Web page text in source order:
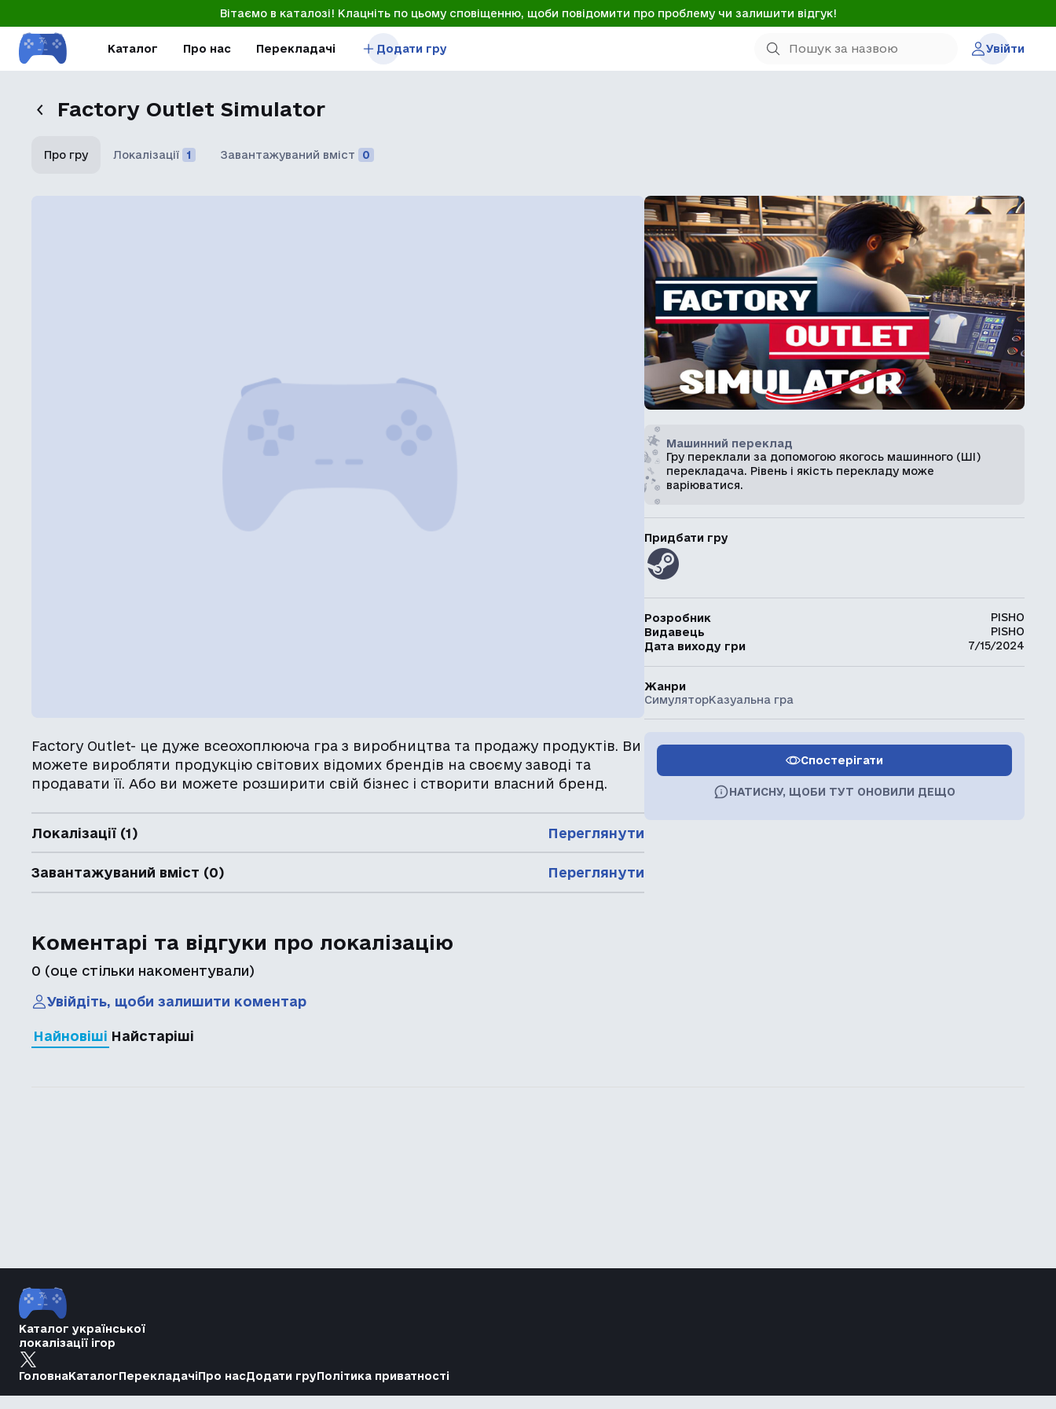
Вітаємо в каталозі! Клацніть по цьому сповіщенню, щоби повідомити про проблему чи залишити відгук!
Каталог Про нас Перекладачі Додати гру Увійти
Factory Outlet Simulator
Про гру Локалізації 1 Завантажуваний вміст 0
Factory Outlet- це дуже всеохоплююча гра з виробництва та продажу продуктів. Ви
можете виробляти продукцію світових відомих брендів на своєму заводі та
продавати її. Або ви можете розширити свій бізнес і створити власний бренд.
Локалізації (1) Переглянути
Завантажуваний вміст (0) Переглянути
Коментарі та відгуки про локалізацію
0 (оце стільки накоментували)
Увійдіть, щоби залишити коментар
Найновіші Найстаріші
Машинний переклад
Гру переклали за допомогою якогось машинного (ШІ)
перекладача. Рівень і якість перекладу може
варіюватися.
Придбати гру
Розробник
PISHO
Видавець
PISHO
Дата виходу гри
7/15/2024
Жанри
СимуляторКазуальна гра
Спостерігати
НАТИСНУ, ЩОБИ ТУТ ОНОВИЛИ ДЕЩО
Каталог української
локалізації ігор
ГоловнаКаталогПерекладачіПро насДодати груПолітика приватності